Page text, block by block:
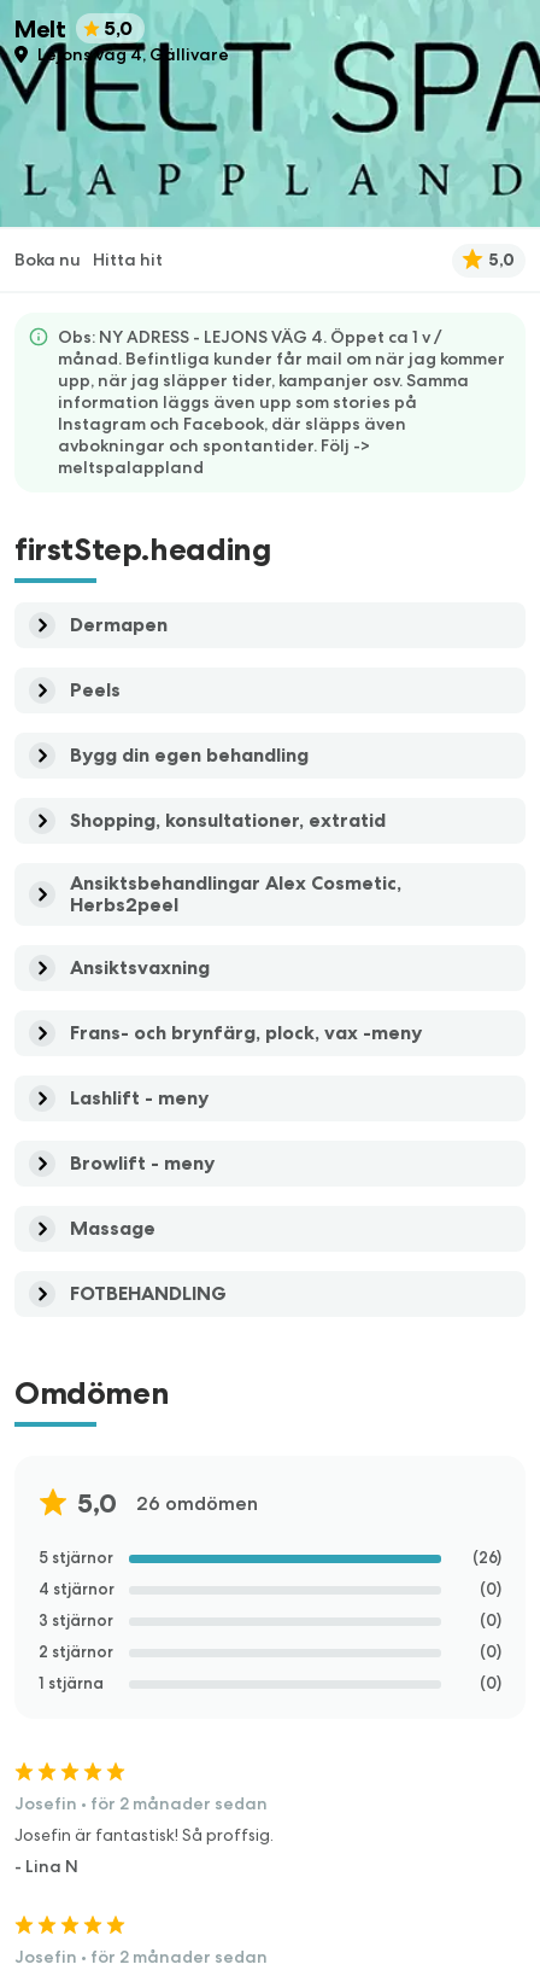
Melt 5,0
Lejons väg 4, Gällivare
Boka nu Hitta hit 5,0
Obs: NY ADRESS - LEJONS VÄG 4. Öppet ca 1 v /
månad. Befintliga kunder får mail om när jag kommer
upp, när jag släpper tider, kampanjer osv. Samma
information läggs även upp som stories på
Instagram och Facebook, där släpps även
avbokningar och spontantider. Följ ->
meltspalappland
firstStep.heading
Dermapen
Peels
Bygg din egen behandling
Shopping, konsultationer, extratid
Ansiktsbehandlingar Alex Cosmetic,
Herbs2peel
Ansiktsvaxning
Frans- och brynfärg, plock, vax -meny
Lashlift - meny
Browlift - meny
Massage
FOTBEHANDLING
Omdömen
5,0 26 omdömen
5 stjärnor (26)
4 stjärnor
(0)
3 stjärnor
(0)
2 stjärnor
(0)
1 stjärna
(0)
Josefin • för 2 månader sedan
Josefin är fantastisk! Så proffsig.
- Lina N
Josefin • för 2 månader sedan